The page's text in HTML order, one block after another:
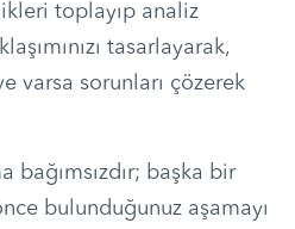
toplayıp analiz
tasarlayarak,
varsa sorunları çözerek
bağımsızdır; başka bir
bulunduğunuz aşamayı